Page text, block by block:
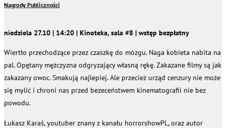
Nagrody Publiczności
niedziela 27.10 | 14:20 | Kinoteka, sala #8 | wstęp bezpłatny
Wiertło przechodzące przez czaszkę do mózgu. Naga kobieta nabita na
pal. Opętany mężczyzna odgryzający własną rękę. Zakazane filmy są jak
zakazany owoc. Smakują najlepiej. Ale przecież urząd cenzury nie może
się mylić i chroni nas przed bezeceństwem kinematografii nie bez
powodu.
Łukasz Karaś, youtuber znany z kanału horrorshowPL, oraz autor